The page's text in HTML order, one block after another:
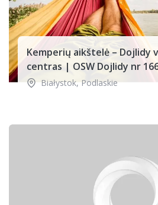
Kemperių aikštelė – Dojlidy
centras | OSW Dojlidy nr
Białystok,Podlaskie